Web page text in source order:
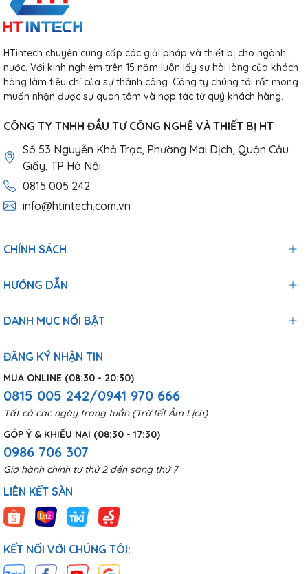
HTintech chuyên cung cấp các giải pháp và thiết bị cho ngành
nước. Với kinh nghiệm trên 15 năm luôn lấy sự hài lòng của khách
hàng làm tiêu chí của sự thành công. Công ty chúng tôi rất mong
muốn nhận được sự quan tâm và hợp tác từ quý khách hàng.
CÔNG TY TNHH ĐẦU TƯ CÔNG NGHỆ VÀ THIẾT BỊ HT
Số 53 Nguyễn Khả Trạc, Phường Mai Dịch, Quận Cầu
Giấy, TP Hà Nội
0815 005 242
info@htintech.com.vn
CHÍNH SÁCH
HƯỚNG DẪN
DANH MỤC NỔI BẬT
ĐĂNG KÝ NHẬN TIN
MUA ONLINE (08:30 - 20:30)
0815 005 242/0941 970 666
Tất cả các ngày trong tuần (Trừ tết Âm Lịch)
GÓP Ý & KHIẾU NẠI (08:30 - 17:30)
0986 706 307
Giờ hành chính từ thứ 2 đến sáng thứ 7
LIÊN KẾT SÀN
KẾT NỐI VỚI CHÚNG TÔI: